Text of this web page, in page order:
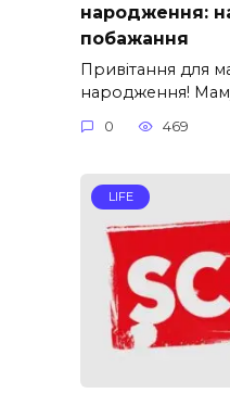
народження:
побажання
Привітання для
народження!
0 469
LIFE